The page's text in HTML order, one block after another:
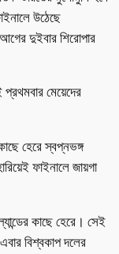
উঠেছে
দুইবার শিরোপার
মেয়েদের
হেরে স্বপ্নভঙ্গ
ফাইনালে জায়গা
কাছে হেরে। সেই
বিশ্বকাপ দলের